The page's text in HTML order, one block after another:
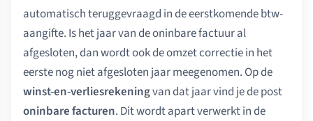
automatisch teruggevraagd in de eerstkomende btw-
aangifte. Is het jaar van de oninbare factuur al
afgesloten, dan wordt ook de omzet correctie in het
eerste nog niet afgesloten jaar meegenomen. Op de
winst-en-verliesrekeningvan dat jaar vind je de post
oninbare facturen. Dit wordt apart verwerkt in de